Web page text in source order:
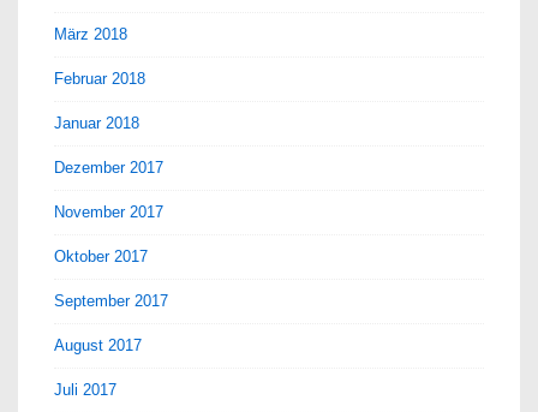
März 2018
Februar 2018
Januar 2018
Dezember 2017
November 2017
Oktober 2017
September 2017
August 2017
Juli 2017